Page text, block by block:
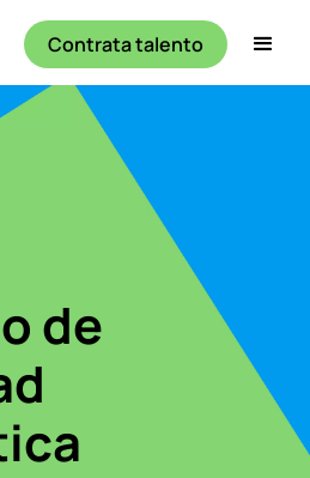
Contrata talento
de